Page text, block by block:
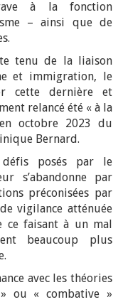
à la fonction
– ainsi que de
tenu de la liaison
et immigration, le
cette dernière et
relancé été « à la
octobre 2023 du
Bernard.
posés par le
s’abandonne par
préconisées par
vigilance atténuée
ce faisant à un mal
beaucoup plus
avec les théories
ou « combative »